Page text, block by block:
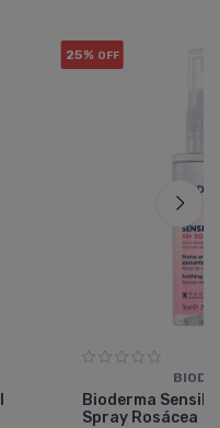
25% OFF
Bioderma
Spray Rosácea